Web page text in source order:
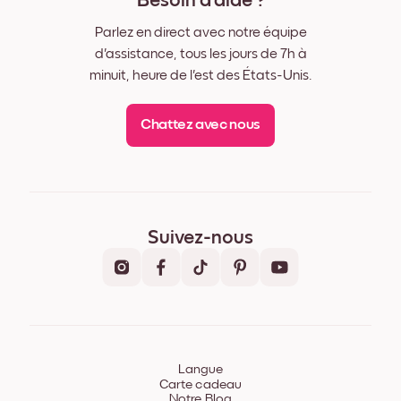
Parlez en direct avec notre équipe
d'assistance, tous les jours de 7h à
minuit, heure de l'est des États-Unis.
Chattez avec nous
Suivez-nous
Langue
Carte cadeau